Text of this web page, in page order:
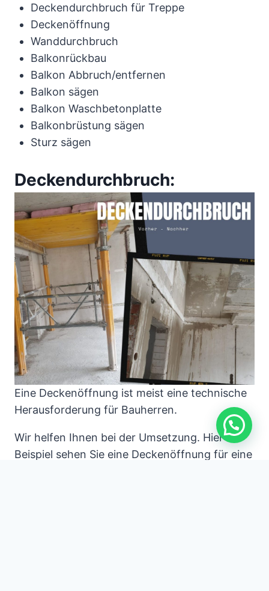
Deckendurchbruch für Treppe
Deckenöffnung
Wanddurchbruch
Balkonrückbau
Balkon Abbruch/entfernen
Balkon sägen
Balkon Waschbetonplatte
Balkonbrüstung sägen
Sturz sägen
Deckendurchbruch:
Eine Deckenöffnung ist meist eine technische
Herausforderung für Bauherren.
Wir helfen Ihnen bei der Umsetzung. Hier im
Beispiel sehen Sie eine Deckenöffnung für eine